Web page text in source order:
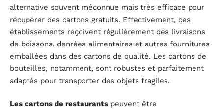
alternative souvent méconnue mais très efficace pour
récupérer des cartons gratuits. Effectivement, ces
établissements reçoivent régulièrement des livraisons
de boissons, denrées alimentaires et autres fournitures
emballées dans des cartons de qualité. Les cartons de
bouteilles, notamment, sont robustes et parfaitement
adaptés pour transporter des objets fragiles.
Les cartons de restaurants peuvent être